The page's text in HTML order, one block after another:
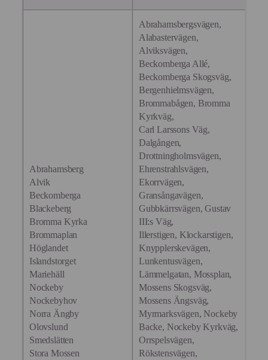
Abrahamsberg
Alvik
Beckomberga
Blackeberg
Bromma Kyrka
Brommaplan
Höglandet
Islandstorget
Mariehäll
Nockeby
Nockebyhov
Norra Ängby
Olovslund
Smedslätten
Stora Mossen
Abrahamsbergsvägen,
Alabastervägen,
Alviksvägen,
Beckomberga Allé,
Beckomberga Skogsväg,
Bergenhielmsvägen,
Brommabågen, Bromma
Kyrkväg,
Carl Larssons Väg,
Dalgången,
Drottningholmsvägen,
Ehrenstrahlsvägen,
Ekorrvägen,
Gransångavägen,
Gubbkärrsvägen, Gustav
III:s Väg,
Illerstigen, Klockarstigen,
Knypplerskevägen,
Lunkentusvägen,
Lämmelgatan, Mossplan,
Mossens Skogsväg,
Mossens Ängsväg,
Myrmarksvägen, Nockeby
Backe, Nockeby Kyrkväg,
Orrspelsvägen,
Rökstensvägen,